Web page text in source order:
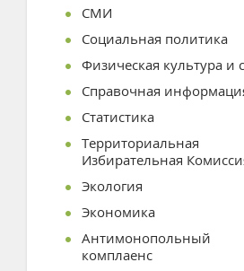
СМИ
Социальная политика
Физическая культура и
Справочная
Статистика
Территориальная
Избирательная
Экология
Экономика
Антимонопольный
комплаенс